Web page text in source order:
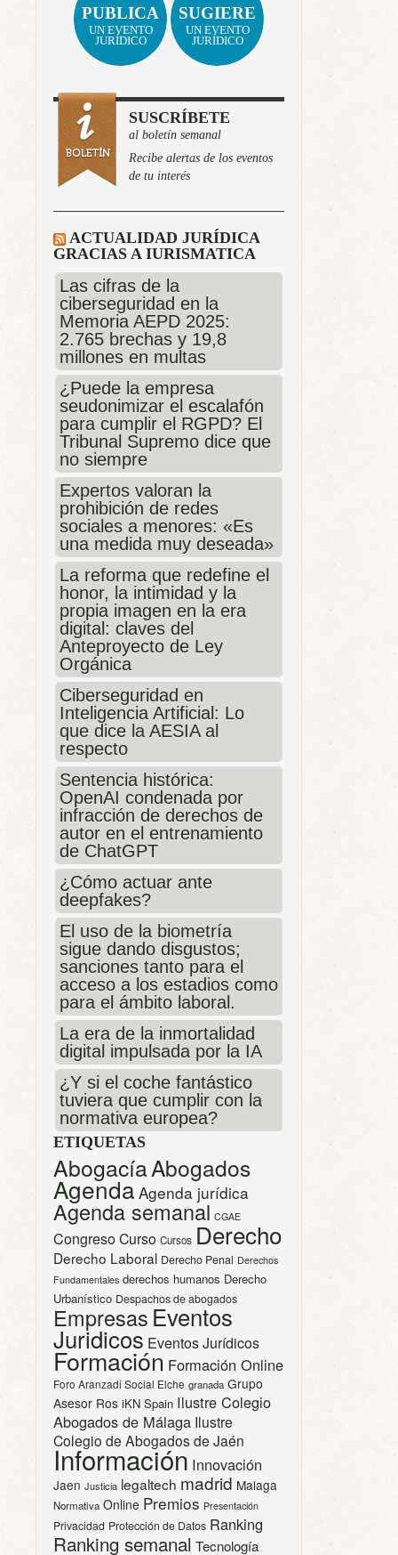
PUBLICA
UN EVENTO
JURÍDICO
SUGIERE
UN EVENTO
JURÍDICO
SUSCRÍBETE
al boletín semanal
Recibe alertas de los eventos
de tu interés
ACTUALIDAD JURÍDICA
GRACIAS A IURISMATICA
Las cifras de la
ciberseguridad en la
Memoria AEPD 2025:
2.765 brechas y 19,8
millones en multas
¿Puede la empresa
seudonimizar el escalafón
para cumplir el RGPD? El
Tribunal Supremo dice que
no siempre
Expertos valoran la
prohibición de redes
sociales a menores: «Es
una medida muy deseada»
La reforma que redefine el
honor, la intimidad y la
propia imagen en la era
digital: claves del
Anteproyecto de Ley
Orgánica
Ciberseguridad en
Inteligencia Artificial: Lo
que dice la AESIA al
respecto
Sentencia histórica:
OpenAI condenada por
infracción de derechos de
autor en el entrenamiento
de ChatGPT
¿Cómo actuar ante
deepfakes?
El uso de la biometría
sigue dando disgustos;
sanciones tanto para el
acceso a los estadios como
para el ámbito laboral.
La era de la inmortalidad
digital impulsada por la IA
¿Y si el coche fantástico
tuviera que cumplir con la
normativa europea?
ETIQUETAS
AbogacíaAbogados
Agenda Agenda jurídica
Agenda semanal CGAE
CongresoCurso Cursos Derecho
Derecho Laboral Derecho Penal Derechos
Fundamentales derechos humanos Derecho
Urbanístico Despachos de abogados
Empresas Eventos
Juridicos Eventos Jurídicos
Formación Formación Online
Foro Aranzadi Social Elche granada Grupo
Asesor Ros iKN Spain Ilustre Colegio
Abogados de Málaga Ilustre
Colegio de Abogados de Jaén
Información Innovación
Jaen Justicia legaltech madrid Malaga
Normativa Online Premios Presentación
Privacidad Protección de Datos Ranking
Ranking semanal Tecnología